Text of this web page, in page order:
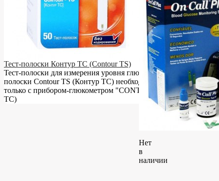
Тест-полоски Контур ТС (Contour TS)
Тест-полоски для измерения уровня глюкозы в крови. Тест-
полоски Contour TS (Контур ТС) необходимо использовать
только с прибором-глюкометром "CONTOUR TS" (Контур
ТС)
Нет
в
наличии